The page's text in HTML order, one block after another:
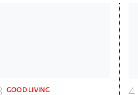
GOOD LIVING